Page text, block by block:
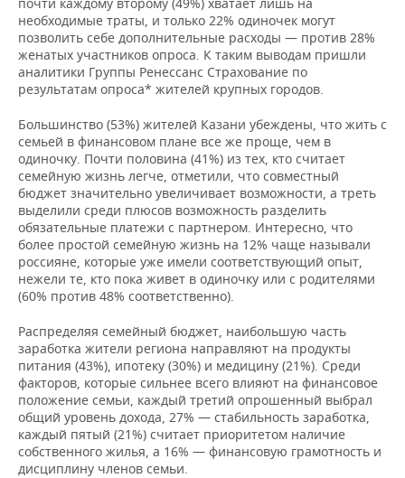
НЕФТЬ
ОПК
РОЗНИЧНАЯ ТОРГОВЛЯ
ТРАНСПОРТ
УСЛУГИ
НОВОСТИ ТЕХНОЛОГИЙ
IT
МЕДИА
ТЕЛЕКОММУНИКАЦИИ
МЕРОПРИЯТИЯ
НОВОСТИ МЕРОПРИЯТИЙ
ВЫЕЗДНАЯ РЕДАКЦИЯ
БИЗНЕС-БРАНЧИ
ONLINE-КОНФЕРЕНЦИИ
ОТКРЫТАЯ ЛЕКЦИЯ
СПОРТ
НОВОСТИ СПОРТА
ФУТБОЛ
ХОККЕЙ
БАСКЕТБОЛ
ВОЛЕЙБОЛ
КИБЕРСПОРТ
ФИГУРНОЕ КАТАНИЕ
ВОДНЫЕ ВИДЫ СПОРТА
ХОККЕЙ С МЯЧОМ
ОБЩЕСТВО
НОВОСТИ ОБЩЕСТВА
ВЛАСТЬ
ИНФРАСТРУКТУРА
ИСТОРИЯ
КУЛЬТУРА
МЕДИЦИНА
ОБРАЗОВАНИЕ
ПРОИСШЕСТВИЯ
ФОТОГАЛЕРЕЯ
СЮЖЕТЫ
СПРАВОЧНИК
СПИСОК ПЕРСОН
СПИСОК КОМПАНИЙ
ПОЛНАЯ ВЕРСИЯ
необходимые траты, и только 22% одиночек могут
позволить себе дополнительные расходы — против 28%
женатых участников опроса. К таким выводам пришли
аналитики Группы Ренессанс Страхование по
результатам опроса* жителей крупных городов.
Большинство (53%) жителей Казани убеждены, что жить с
семьей в финансовом плане все же проще, чем в
одиночку. Почти половина (41%) из тех, кто считает
семейную жизнь легче, отметили, что совместный
бюджет значительно увеличивает возможности, а треть
выделили среди плюсов возможность разделить
обязательные платежи с партнером. Интересно, что
более простой семейную жизнь на 12% чаще называли
россияне, которые уже имели соответствующий опыт,
нежели те, кто пока живет в одиночку или с родителями
(60% против 48% соответственно).
Распределяя семейный бюджет, наибольшую часть
заработка жители региона направляют на продукты
питания (43%), ипотеку (30%) и медицину (21%). Среди
факторов, которые сильнее всего влияют на финансовое
положение семьи, каждый третий опрошенный выбрал
общий уровень дохода, 27% — стабильность заработка,
каждый пятый (21%) считает приоритетом наличие
собственного жилья, а 16% — финансовую грамотность и
дисциплину членов семьи.